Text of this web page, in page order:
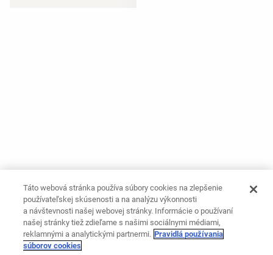
Táto webová stránka používa súbory cookies na zlepšenie
používateľskej skúsenosti a na analýzu výkonnosti
a návštevnosti našej webovej stránky. Informácie o používaní
našej stránky tiež zdieľame s našimi sociálnymi médiami,
reklamnými a analytickými partnermi. Pravidlá používania
súborov cookies